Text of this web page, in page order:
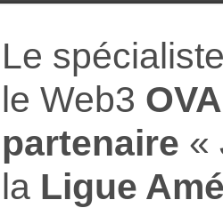
Le
le Web3
partenaire «
la Ligue